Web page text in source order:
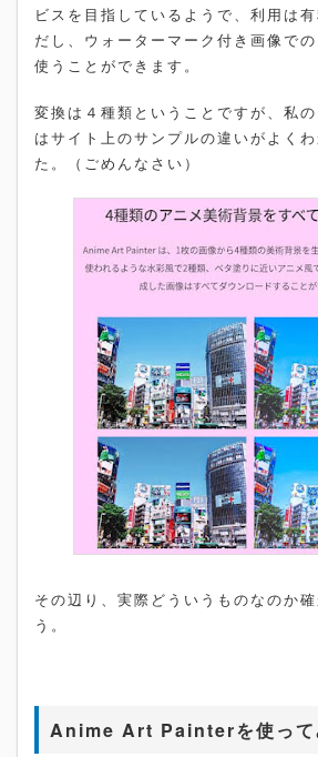
ビスを目指しているようで、利用は
だし、ウォーターマーク付き画像で
使うことができます。
変換は４種類ということですが、私
はサイト上のサンプルの違いがよく
た。（ごめんなさい）
その辺り、実際どういうものなのか
う。
Anime Art Painterを使って